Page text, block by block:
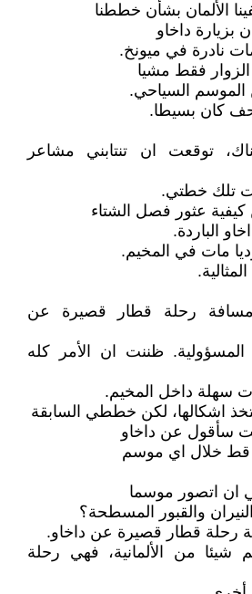
الألمان بشأن خططنا
بزيارة داخاو
نادرة في ميونخ.
فقط مشيا
الموسم السياحي.
كان بسيطا.
توقعت ان تنتابني مشاعر
تلك خطتي.
عثور فصل الشتاء
الباردة.
مات في المخيم.
مسافة رحلة قطار قصيرة عن
ظننت ان الأمر كله
سهلة داخل المخيم.
اشكالها، لكن خططي السابقة
سأقول عن داخاو
قط خلال اي موسم
ان اتصور موسما
والقبور المسطحة؟
رحلة قطار قصيرة عن داخاو.
شيئا من الألمانية، فهي رحلة